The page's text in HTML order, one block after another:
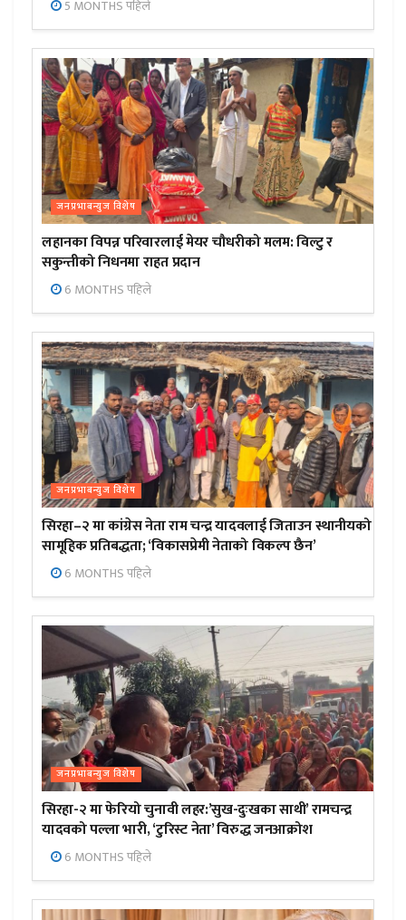
5 MONTHS पहिले
जनप्रभाबन्युज विशेष
लहानका विपन्न परिवारलाई मेयर चौधरीको मलम: विल्टु र
सकुन्तीको निधनमा राहत प्रदान
6 MONTHS पहिले
जनप्रभाबन्युज विशेष
सिरहा–२ मा कांग्रेस नेता राम चन्द्र यादवलाई जिताउन स्थानीयको
सामूहिक प्रतिबद्धता; ‘विकासप्रेमी नेताको विकल्प छैन’
6 MONTHS पहिले
जनप्रभाबन्युज विशेष
सिरहा-२ मा फेरियो चुनावी लहर:’सुख-दुःखका साथी’ रामचन्द्र
यादवको पल्ला भारी, ‘टुरिस्ट नेता’ विरुद्ध जनआक्रोश
6 MONTHS पहिले